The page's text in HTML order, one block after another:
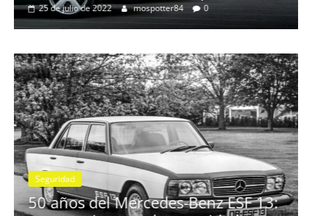
25 de julio de 2022 mospotter84 0
Seguridad
50 años del Mercedes-Benz ESF 13: